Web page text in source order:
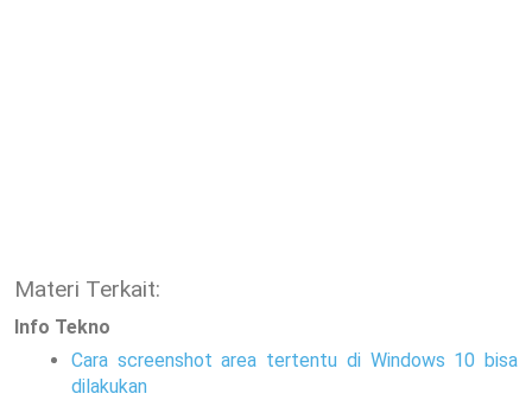
Materi Terkait:
Info Tekno
Cara screenshot area tertentu di Windows 10 bisa
dilakukan